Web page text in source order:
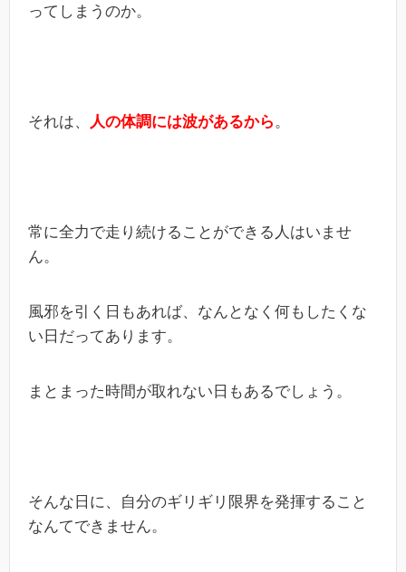
ってしまうのか。
それは、 人の体調には波があるから。
常に全力で走り続けることができる人はいませ
ん。
風邪を引く日もあれば、なんとなく何もしたくな
い日だってあります。
まとまった時間が取れない日もあるでしょう。
そんな日に、自分のギリギリ限界を発揮すること
なんてできません。